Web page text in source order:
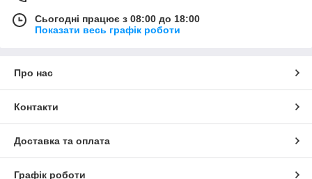
Сьогодні працює з 08:00 до 18:00
Показати весь графік роботи
Про нас
Контакти
Доставка та оплата
Графік роботи